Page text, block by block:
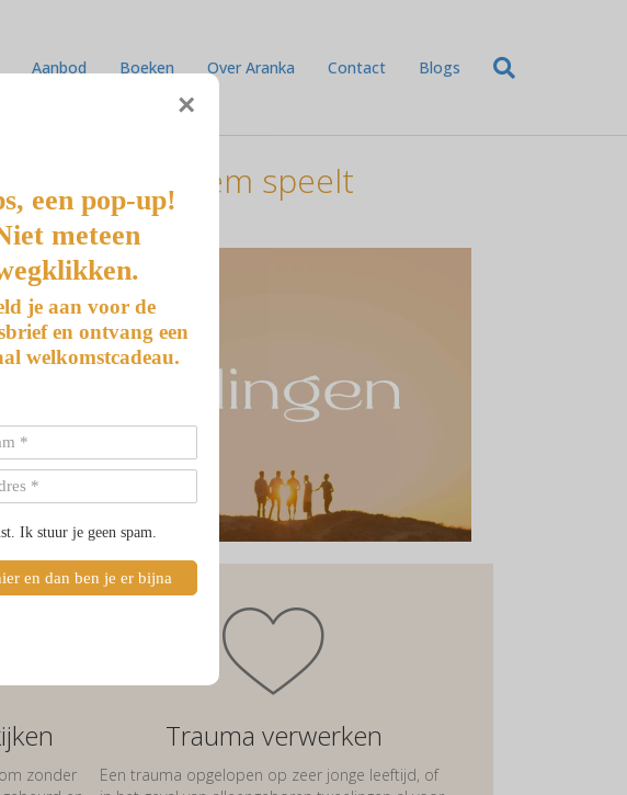
Aanbod Boeken Over Aranka Contact Blogs
in jouw systeem speelt
zonder
Trauma verwerken
Een trauma opgelopen op zeer jonge leeftijd, of
×
een pop-up!
meteen
je aan voor de
en ontvang een
welkomstcadeau.
Ik stuur je geen spam.
en dan ben je er bijna